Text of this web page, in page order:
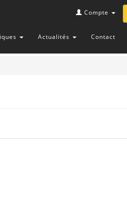
Compte
Actualités Contact